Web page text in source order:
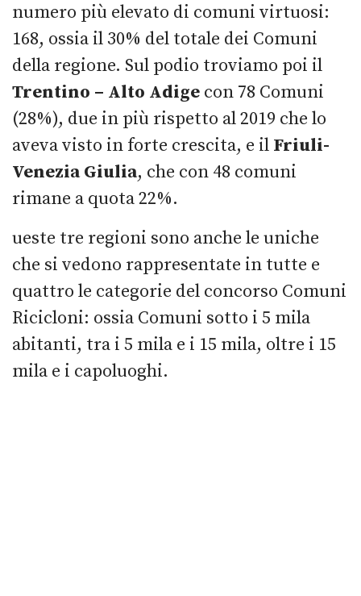
numero più elevato di comuni virtuosi:
168, ossia il 30% del totale dei Comuni
della regione. Sul podio troviamo poi il
Trentino – Alto Adige con 78 Comuni
(28%), due in più rispetto al 2019 che lo
aveva visto in forte crescita, e il Friuli-
Venezia Giulia, che con 48 comuni
rimane a quota 22%.
ueste tre regioni sono anche le uniche
che si vedono rappresentate in tutte e
quattro le categorie del concorso Comuni
Ricicloni: ossia Comuni sotto i 5 mila
abitanti, tra i 5 mila e i 15 mila, oltre i 15
mila e i capoluoghi.